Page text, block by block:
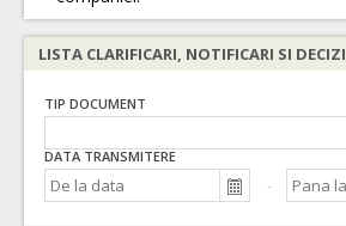
LISTA CLARIFICARI, NOTIFICARI SI
TIP DOCUMENT
DATA TRANSMITERE